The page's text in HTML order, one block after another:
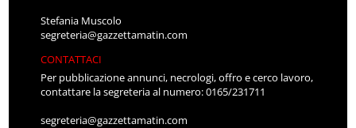
Stefania Muscolo
segreteria@gazzettamatin.com
CONTATTACI
Per pubblicazione annunci, necrologi, offro e cerco lavoro,
contattare la segreteria al numero: 0165/231711
segreteria@gazzettamatin.com